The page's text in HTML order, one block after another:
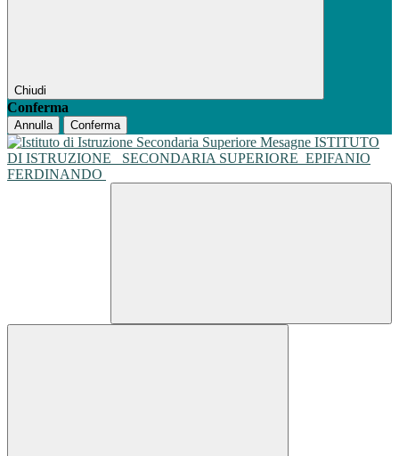
Chiudi
Conferma
Annulla Conferma
ISTITUTO
DI ISTRUZIONE
SECONDARIA SUPERIORE EPIFANIO
FERDINANDO